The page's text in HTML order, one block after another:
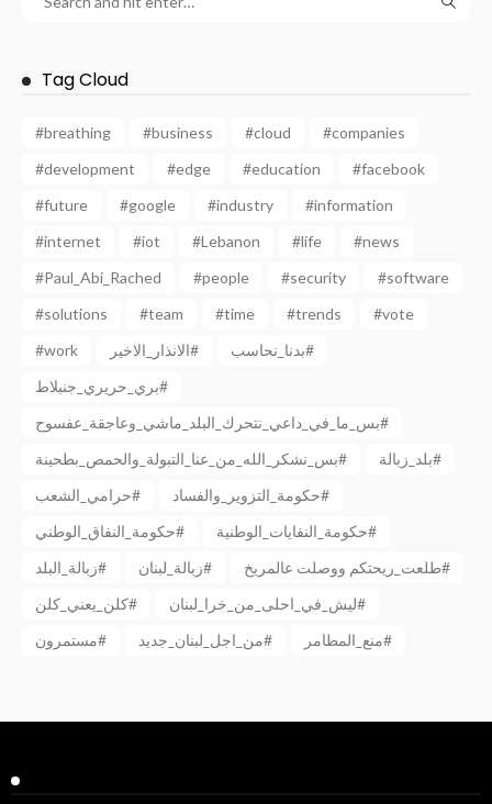
Tag Cloud
#breathing #business #cloud
#companies
#development
#edge #education
#facebook
#future
#google #industry
#information
#internet
#iot #Lebanon #life
#news
#Paul_Abi_Rached
#people #security
#software
#solutions
#team #time #trends
#vote
#work
الانذار_الاخير#
بدنا_نحاسب#
بري_حريري_جنبلاط#
بس_ما_في_داعي_نتحرك_البلد_ماشي_وعاجقة_عفسوح#
بس_نشكر_الله_من_عنا_التبولة_والحمص_بطحينة#
بلد_زبالة#
حرامي_الشعب#
حكومة_التزوير_والفساد#
حكومة_النفاق_الوطني#
حكومة_النفايات_الوطنية#
زبالة_البلد#
زبالة_لبنان#
طلعت_ريحتكم ووصلت عالمريخ#
كلن_يعني_كلن#
ليش_في_احلى_من_خرا_لبنان#
مستمرون#
من_اجل_لبنان_جديد# منع_المطامر#